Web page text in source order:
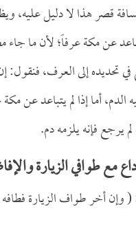
قصر هذا لا دليل عليه،
عن مكة عرفاً؛ لأن ما جاء
تحديده إلى العرف، فنقول:
أما إذا لم يتباعد عن مكة
يرجع فإنه يلزمه دم.
مع طوافي الزيارة
( وإن أخر طواف الزيارة